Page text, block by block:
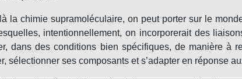
la chimie supramoléculaire, on peut porter sur le
intentionnellement, on incorporerait des
dans des conditions bien spécifiques, de manière à
sélectionner ses composants et s’adapter en réponse